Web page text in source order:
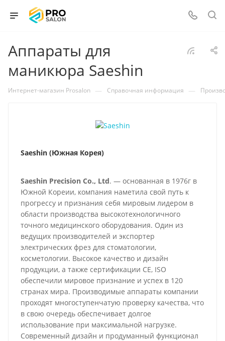
Аппараты для
маникюра Saeshin
Интернет-магазин Prosalon — Справочная информация —
Saeshin (Южная Корея)
Saeshin Precision Co., Ltd. — основанная в 1976г в
Южной Кореии, компания наметила свой путь к
прогрессу и признания себя мировым лидером в
области производства высокотехнологичного
точного медицинского оборудования. Один из
ведущих производителей и экспортер
электрических фрез для стоматологии,
косметологии. Высокое качество и дизайн
продукции, а также сертификации CE, ISO
обеспечили мировое признание и успех в 120
странах мира. Производимые аппараты компании
проходят многоступенчатую проверку качества, что
в свою очередь обеспечивает долгое
использование при максимальной нагрузке.
Современный дизайн и продуманный функционал